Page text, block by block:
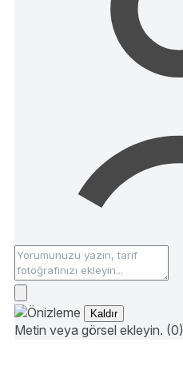
Kaldır
Metin veya görsel ekleyin. (0)